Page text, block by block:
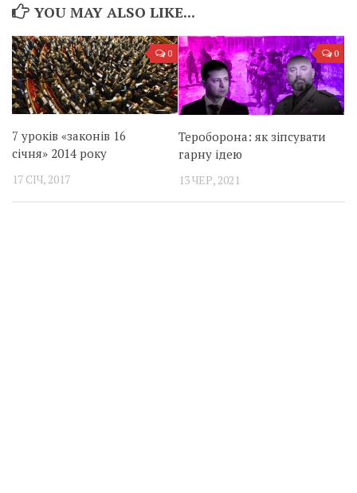
YOU MAY ALSO LIKE...
0
7 уроків «законів 16
січня» 2014 року
17 СІЧ, 2017
0
Тероборона: як зіпсувати
гарну ідею
13 ЧЕР, 2021